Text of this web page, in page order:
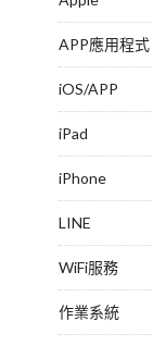
APP應用程式
iOS/APP
iPad
iPhone
LINE
WiFi服務
作業系統